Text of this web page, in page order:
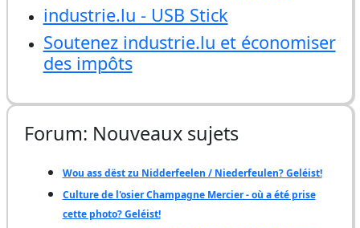
industrie.lu - USB Stick
Soutenez industrie.lu et économiser
des impôts
Forum: Nouveaux sujets
Wou ass dëst zu Nidderfeelen / Niederfeulen? Geléist!
Culture de l'osier Champagne Mercier - où a été prise
cette photo? Geléist!